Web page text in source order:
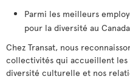
Parmi les meilleurs
pour la diversité au
Chez Transat, nous
collectivités qui accueillent les
diversité culturelle et nos